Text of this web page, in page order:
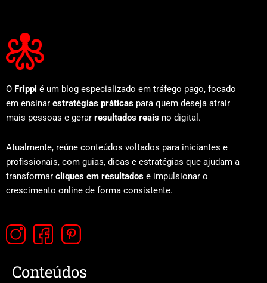
O Frippi é um blog especializado em tráfego pago, focado
em ensinar estratégias práticas para quem deseja atrair
mais pessoas e gerar resultados reais no digital.
Atualmente, reúne conteúdos voltados para iniciantes e
profissionais, com guias, dicas e estratégias que ajudam a
transformar cliques em resultados e impulsionar o
crescimento online de forma consistente.
Conteúdos